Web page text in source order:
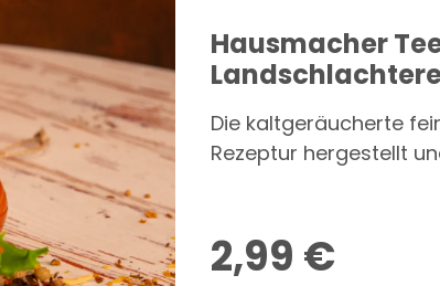
Hausmacher
Die kaltgeräucherte
Rezeptur hergestellt
2,99 €